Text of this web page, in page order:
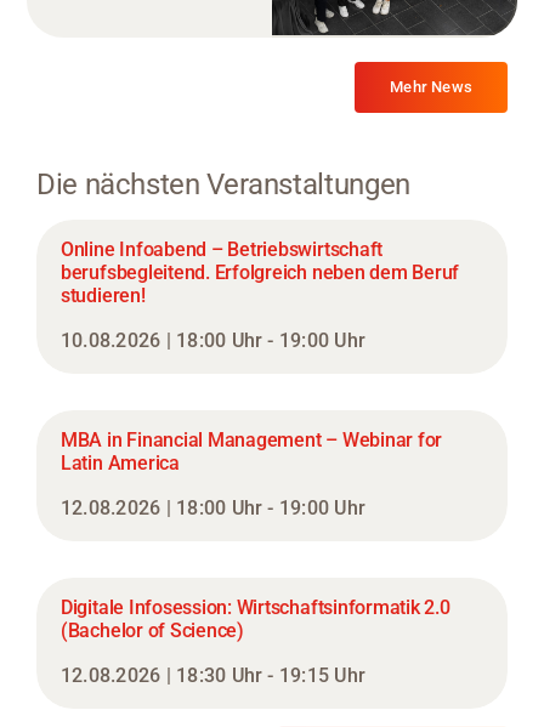
Mehr News
Die nächsten Veranstaltungen
Online Infoabend – Betriebswirtschaft
berufsbegleitend. Erfolgreich neben dem Beruf
studieren!
10.08.2026 | 18:00 Uhr - 19:00 Uhr
MBA in Financial Management – Webinar for
Latin America
12.08.2026 | 18:00 Uhr - 19:00 Uhr
Digitale Infosession: Wirtschaftsinformatik 2.0
(Bachelor of Science)
12.08.2026 | 18:30 Uhr - 19:15 Uhr